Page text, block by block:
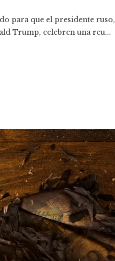
para que el presidente ruso,
Trump, celebren una reu...